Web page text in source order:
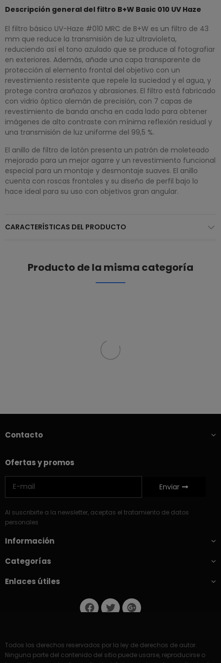
Descripción general del filtro B+W Basic 010 UV Haze
El filtro básico UV-Haze #010 MRC de B+W es un filtro de 43
mm que reduce la transmisión de luz ultravioleta,
reduciendo así el tono azulado que se produce al fotografiar
en exteriores. Además, añade una capa transparente de
protección al elemento frontal del objetivo con un
revestimiento resistente que repele la suciedad y el agua, y
protege contra arañazos y abrasiones. El filtro está fabricado
con vidrio óptico alemán de precisión, con 7 capas de
revestimiento de banda ancha en cada lado para obtener
imágenes de alto contraste con mínima reflexión residual y
una transmisión de luz uniforme del 99,5 %.
El anillo de filtro de latón presenta un patrón de moleteado
mejorado para un mejor agarre y un revestimiento funcional
especial para un montaje y desmontaje suaves. El anillo
cuenta con roscas frontales y su diseño de perfil bajo lo
hace ideal para su uso con objetivos gran angular.
CARACTERÍSTICAS DEL PRODUCTO
Producto de la misma categoría
Contacto
Ofertas y promos
Enviar
Al suscribirte a la newsletter, aceptas el tratamiento de datos
personales
Información
Categorías
Enlaces útiles
Todos los derechos reservados por la ley de derechos de autor.
Ninguna parte del contenido del sitio puede usarse, reproducirse o